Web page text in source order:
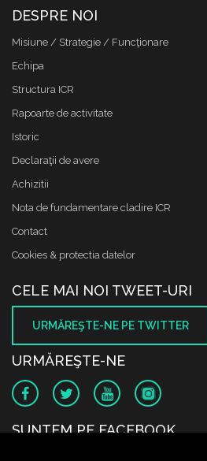
DESPRE NOI
Misiune / Strategie / Funcţionare
Echipa
Structura ICR
Rapoarte de activitate
Istoric
Declaraţii de avere
Achizitii
Nota de fundamentare cladire ICR
Contact
Cookies & protectia datelor
CELE MAI NOI TWEET-URI
URMĂREŞTE-NE PE TWITTER
URMĂREŞTE-NE
SUNTEM PE FACEBOOK